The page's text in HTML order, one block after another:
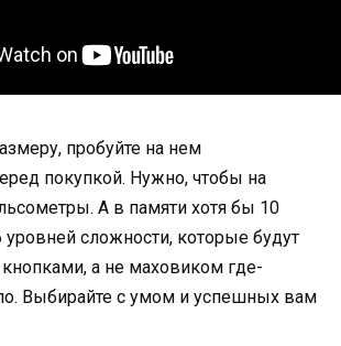
пробуйте на нем
покупкой. Нужно, чтобы на
А в памяти хотя бы 10
сложности, которые будут
а не маховиком где-
Выбирайте с умом и успешных вам